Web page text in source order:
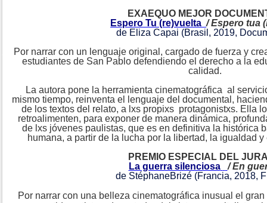
EXAEQUO MEJOR
Espero Tu (re)vuelta / Espero tua
de Eliza Capai (Brasil, 2019,
Por narrar con un lenguaje original, cargado de fuerza y
estudiantes de San Pablo defendiendo el derecho a la
calidad.
La autora pone la herramienta cinematográfica al
mismo tiempo, reinventa el lenguaje del documental,
de los textos del relato, a lxs propixs protagonistxs. Ella
retroalimenten, para exponer de manera dinámica,
de lxs jóvenes paulistas, que es en definitiva la histórica
humana, a partir de la lucha por la libertad, la igualdad
PREMIO ESPECIAL DEL
La guerra silenciosa
/ En
de StéphaneBrizé (Francia, 2018,
Por narrar con una belleza cinematográfica inusual el